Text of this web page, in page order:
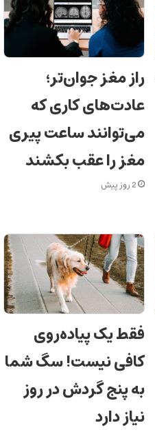
راز مغز جوان‌تر؛
عادت‌های کاری که
می‌توانند ساعت پیری
مغز را عقب بکشند
2 روز پیش
فقط یک پیاده‌روی
کافی نیست! سگ شما
به پنج گردش در روز
نیاز دارد